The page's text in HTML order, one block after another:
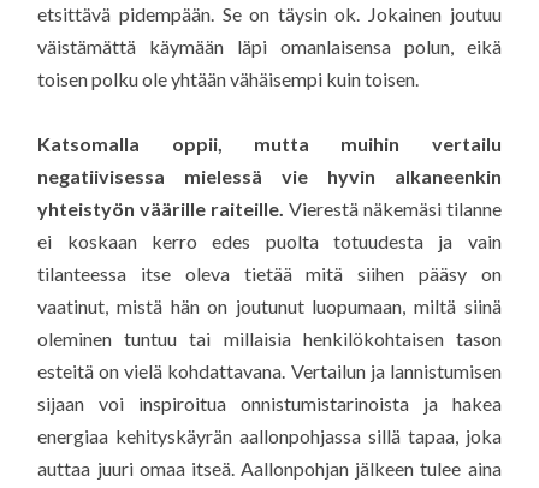
etsittävä pidempään. Se on täysin ok. Jokainen joutuu
väistämättä käymään läpi omanlaisensa polun, eikä
toisen polku ole yhtään vähäisempi kuin toisen.
Katsomalla oppii, mutta muihin vertailu
negatiivisessa mielessä vie hyvin alkaneenkin
yhteistyön väärille raiteille. Vierestä näkemäsi tilanne
ei koskaan kerro edes puolta totuudesta ja vain
tilanteessa itse oleva tietää mitä siihen pääsy on
vaatinut, mistä hän on joutunut luopumaan, miltä siinä
oleminen tuntuu tai millaisia henkilökohtaisen tason
esteitä on vielä kohdattavana. Vertailun ja lannistumisen
sijaan voi inspiroitua onnistumistarinoista ja hakea
energiaa kehityskäyrän aallonpohjassa sillä tapaa, joka
auttaa juuri omaa itseä. Aallonpohjan jälkeen tulee aina